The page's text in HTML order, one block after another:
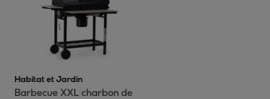
Habitat et Jardin
Barbecue XXL charbon de